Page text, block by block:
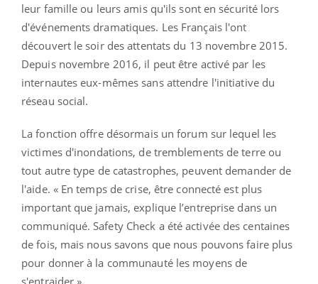
leur famille ou leurs amis qu'ils sont en sécurité lors
d'événements dramatiques. Les Français l'ont
découvert le soir des attentats du 13 novembre 2015.
Depuis novembre 2016, il peut être activé par les
internautes eux-mêmes sans attendre l'initiative du
réseau social.
La fonction offre désormais un forum sur lequel les
victimes d'inondations, de tremblements de terre ou
tout autre type de catastrophes, peuvent demander de
l'aide. « En temps de crise, être connecté est plus
important que jamais, explique l’entreprise dans un
communiqué. Safety Check a été activée des centaines
de fois, mais nous savons que nous pouvons faire plus
pour donner à la communauté les moyens de
s'entraider ».